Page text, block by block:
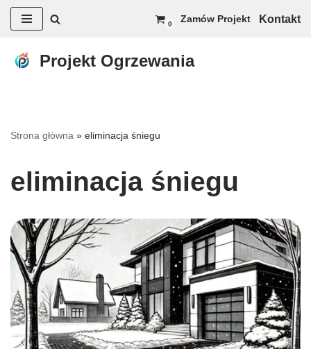
do
0 Zamów Projekt Kontakt
Projekt Ogrzewania
Strona główna » eliminacja śniegu
eliminacja śniegu